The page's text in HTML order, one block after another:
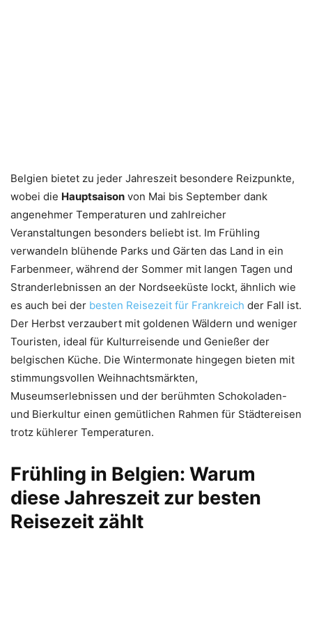
Belgien bietet zu jeder Jahreszeit besondere Reizpunkte,
wobei die Hauptsaison von Mai bis September dank
angenehmer Temperaturen und zahlreicher
Veranstaltungen besonders beliebt ist. Im Frühling
verwandeln blühende Parks und Gärten das Land in ein
Farbenmeer, während der Sommer mit langen Tagen und
Stranderlebnissen an der Nordseeküste lockt, ähnlich wie
es auch bei der besten Reisezeit für Frankreich der Fall ist.
Der Herbst verzaubert mit goldenen Wäldern und weniger
Touristen, ideal für Kulturreisende und Genießer der
belgischen Küche. Die Wintermonate hingegen bieten mit
stimmungsvollen Weihnachtsmärkten,
Museumserlebnissen und der berühmten Schokoladen-
und Bierkultur einen gemütlichen Rahmen für Städtereisen
trotz kühlerer Temperaturen.
Frühling in Belgien: Warum
diese Jahreszeit zur besten
Reisezeit zählt